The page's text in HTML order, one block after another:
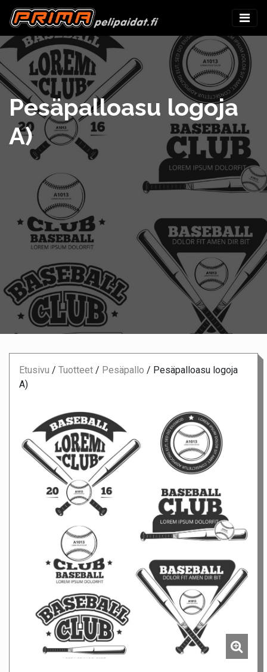
Pesäpalloasu logoja
A)
Etusivu / Tuotteet / Pesäpallo / Pesäpalloasu logoja
A)